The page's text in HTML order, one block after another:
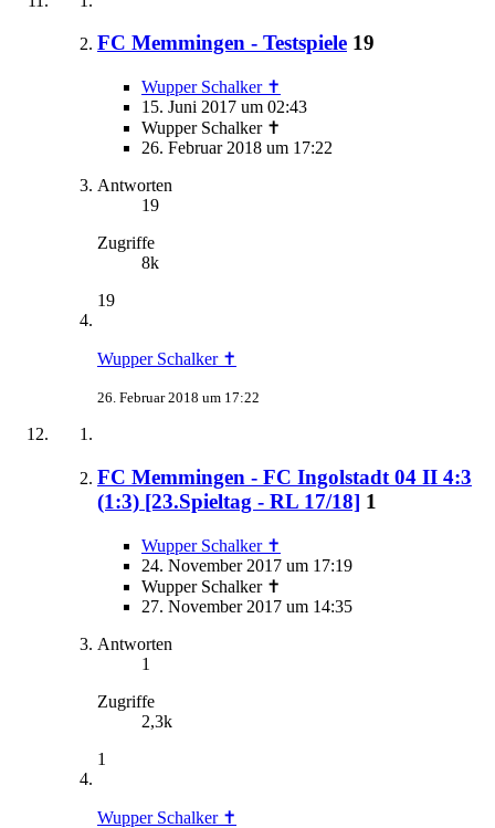
FC Memmingen - Testspiele 19
Wupper Schalker ✝
15. Juni 2017 um 02:43
Wupper Schalker ✝
26. Februar 2018 um 17:22
Antworten
19
Zugriffe
8k
19
Wupper Schalker ✝
26. Februar 2018 um 17:22
FC Memmingen - FC Ingolstadt 04 II 4:3
(1:3) [23.Spieltag - RL 17/18] 1
Wupper Schalker ✝
24. November 2017 um 17:19
Wupper Schalker ✝
27. November 2017 um 14:35
Antworten
1
Zugriffe
2,3k
1
Wupper Schalker ✝